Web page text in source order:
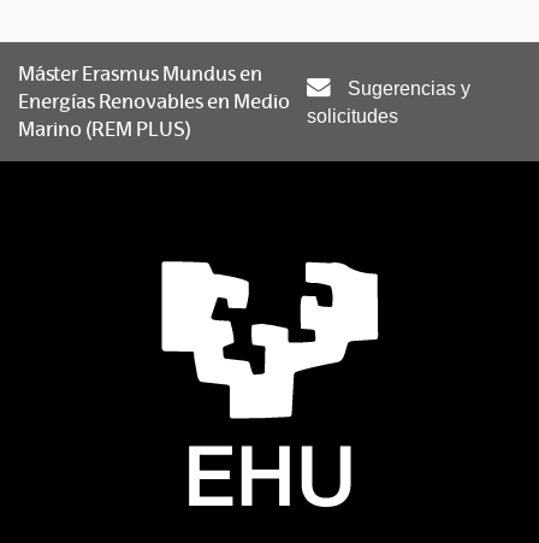
Máster Erasmus Mundus en
Energías Renovables en Medio
Marino (REM PLUS)
Sugerencias y
solicitudes